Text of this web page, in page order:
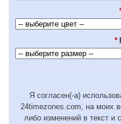
*
Я согласен(-а)
24timezones.com, на моих
либо изменений в текст